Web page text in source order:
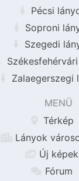
Pécsi
Soproni
Szegedi
Zalaegerszegi
MENÜ
Térkép
Lányok
Új képek
Fórum